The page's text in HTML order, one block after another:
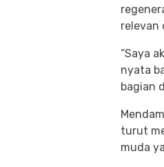
relevan
“Saya
nyata
bagian
turut
muda